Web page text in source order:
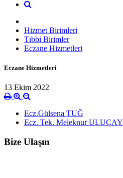
Hizmet Birimleri
Tıbbi Birimler
Eczane Hizmetleri
Eczane Hizmetleri
13 Ekim 2022
Ecz.Gülsena TUĞ
Ecz. Tek. Meleknur ULUÇAY
Bize Ulaşın